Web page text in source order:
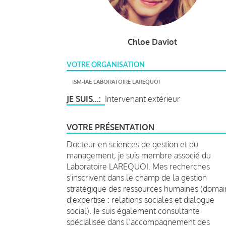
Chloe Daviot
VOTRE ORGANISATION
ISM-IAE LABORATOIRE LAREQUOI
JE SUIS... Intervenant extérieur
VOTRE PRÉSENTATION
Docteur en sciences de gestion et du
management, je suis membre associé du
Laboratoire LAREQUOI. Mes recherches
s'inscrivent dans le champ de la gestion
stratégique des ressources humaines
d'expertise : relations sociales et dialogue
social). Je suis également consultante
spécialisée dans l’accompagnement des